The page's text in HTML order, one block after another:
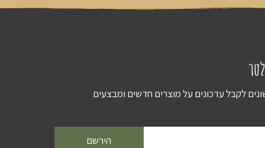
לקבל עדכונים על מוצרים חדשים ומבצעים
הירשם